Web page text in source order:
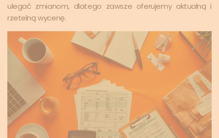
ulegać zmianom, dlatego zawsze oferujemy aktualną i
rzetelną wycenę.